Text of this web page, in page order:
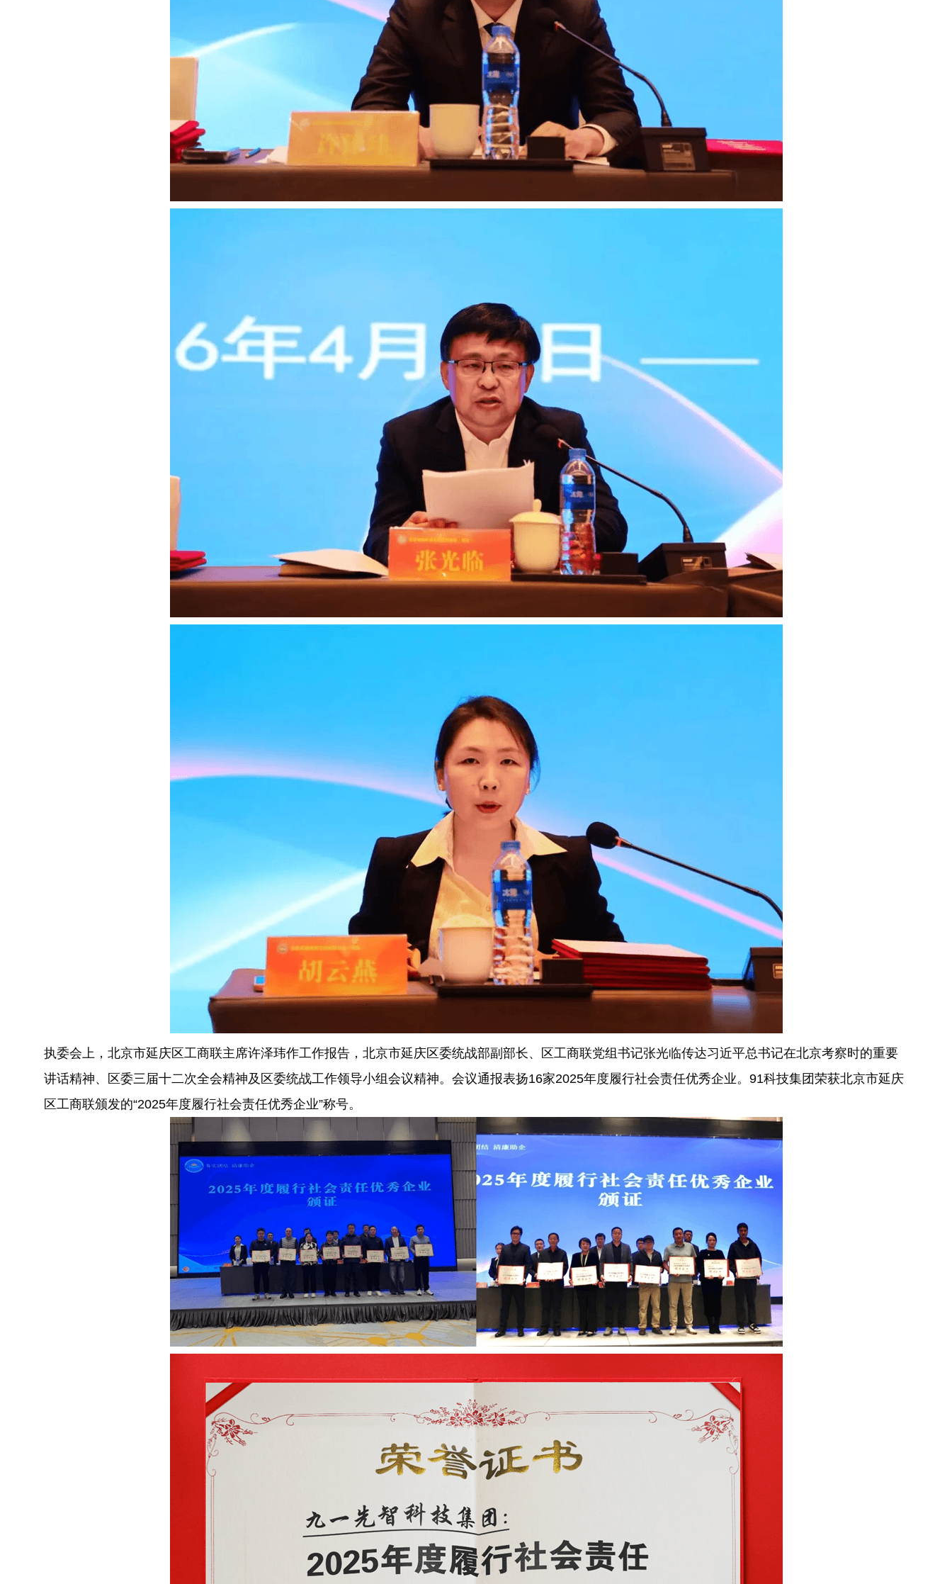
执委会上，北京市延庆区工商联主席许泽玮作工作报告，北京市延庆区委统战部副部长、区工商联党组书记张光临传达习近平总书记在北京考察时的重要
讲话精神、区委三届十二次全会精神及区委统战工作领导小组会议精神。会议通报表扬16家2025年度履行社会责任优秀企业。91科技集团荣获北京市延庆
区工商联颁发的“2025年度履行社会责任优秀企业”称号。